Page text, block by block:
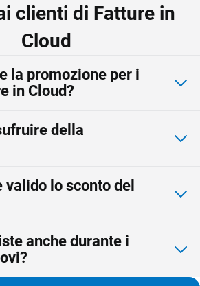
clienti di Fatture in
Cloud
la promozione per i
in Cloud?
della
lo sconto del
anche durante i